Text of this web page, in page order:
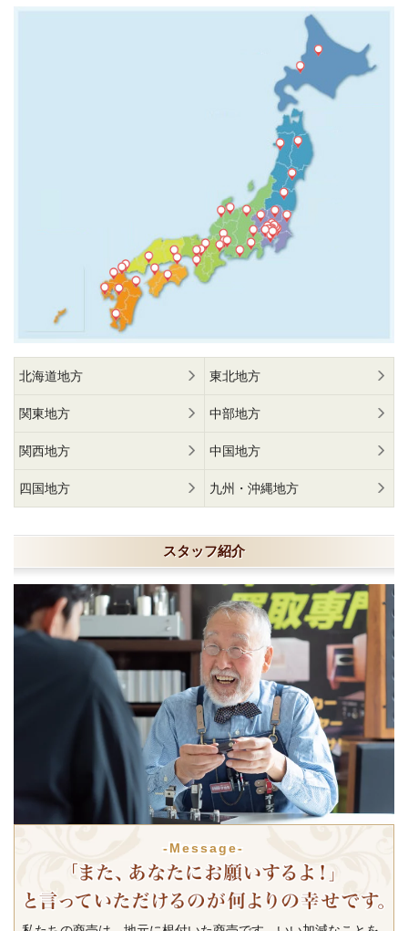
北海道地方 東北地方
関東地方 中部地方
関西地方 中国地方
四国地方 九州・沖縄地方
スタッフ紹介
-Message-